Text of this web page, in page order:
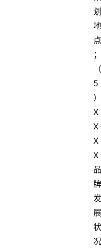
划
地
点
；
（
5
）
X
X
X
X
品
牌
发
展
状
况